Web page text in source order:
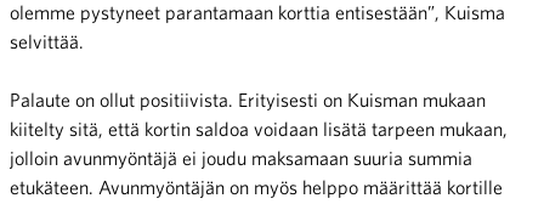
olemme pystyneet parantamaan korttia entisestään”, Kuisma
selvittää.
Palaute on ollut positiivista. Erityisesti on Kuisman mukaan
kiitelty sitä, että kortin saldoa voidaan lisätä tarpeen mukaan,
jolloin avunmyöntäjä ei joudu maksamaan suuria summia
etukäteen. Avunmyöntäjän on myös helppo määrittää kortille